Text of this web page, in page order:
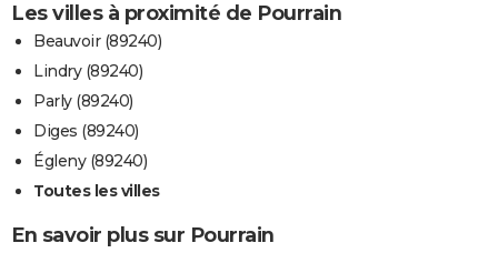
Les villes à proximité de Pourrain
Beauvoir (89240)
Lindry (89240)
Parly (89240)
Diges (89240)
Égleny (89240)
Toutes les villes
En savoir plus sur Pourrain